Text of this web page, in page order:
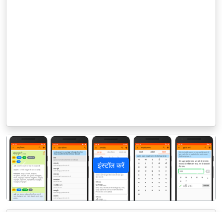
इंस्टॉल करें
पिछला अगला